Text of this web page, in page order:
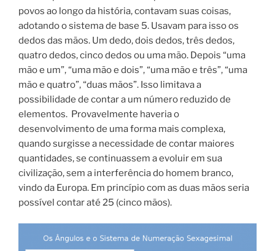
povos ao longo da história, contavam suas coisas,
adotando o sistema de base 5. Usavam para isso os
dedos das mãos. Um dedo, dois dedos, três dedos,
quatro dedos, cinco dedos ou uma mão. Depois “uma
mão e um”, “uma mão e dois”, “uma mão e três”, “uma
mão e quatro”, “duas mãos”. Isso limitava a
possibilidade de contar a um número reduzido de
elementos. Provavelmente haveria o
desenvolvimento de uma forma mais complexa,
quando surgisse a necessidade de contar maiores
quantidades, se continuassem a evoluir em sua
civilização, sem a interferência do homem branco,
vindo da Europa. Em princípio com as duas mãos seria
possível contar até 25 (cinco mãos).